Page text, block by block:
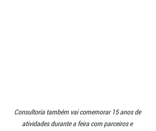
Consultoria também vai comemorar 15 anos de
atividades durante a feira com parceiros e